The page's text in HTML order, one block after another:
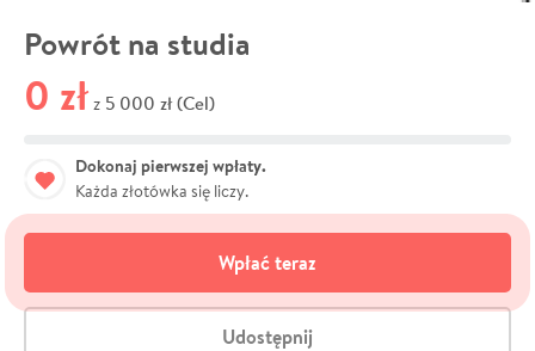
Powrót na studia
0 zł z 5 000 zł (Cel)
Dokonaj pierwszej wpłaty.
Każda złotówka się liczy.
Wpłać teraz
Udostępnij